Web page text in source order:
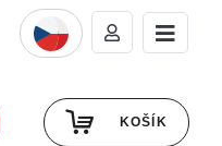
KOŠÍK